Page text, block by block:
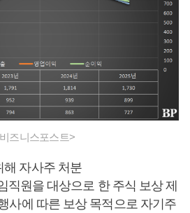
즈니스포스트>
자사주 처분
직원을 대상으로 한 주식 보상 제
사에 따른 보상 목적으로 자기주